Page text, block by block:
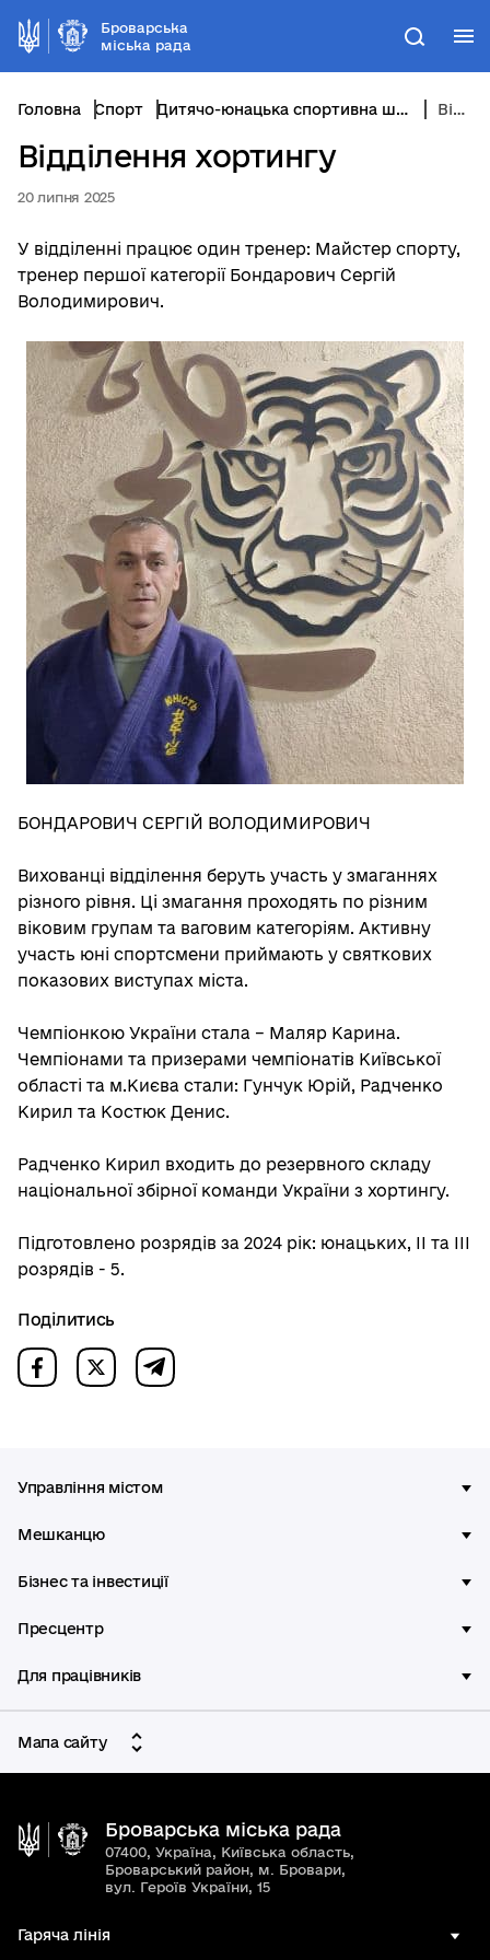
Броварська
міська рада
Пошук
Головна Спорт Дитячо-юнацька спортивна школа управління освіти і науки Відділення хортингу
Відділення хортингу
20 липня 2025
У відділенні працює один тренер: Майстер спорту,
тренер першої категорії Бондарович Сергій
Володимирович.
БОНДАРОВИЧ СЕРГІЙ ВОЛОДИМИРОВИЧ
Вихованці відділення беруть участь у змаганнях
різного рівня. Ці змагання проходять по різним
віковим групам та ваговим категоріям. Активну
участь юні спортсмени приймають у святкових
показових виступах міста.
Чемпіонкою України стала – Маляр Карина.
Чемпіонами та призерами чемпіонатів Київської
області та м.Києва стали: Гунчук Юрій, Радченко
Кирил та Костюк Денис.
Радченко Кирил входить до резервного складу
національної збірної команди України з хортингу.
Підготовлено розрядів за 2024 рік: юнацьких, ІІ та ІІІ
розрядів - 5.
Поділитись
Управління містом
Мешканцю
Бізнес та інвестиції
Пресцентр
Для працівників
Мапа сайту
Броварська міська рада
07400, Україна, Київська область,
Броварський район, м. Бровари,
вул. Героїв України, 15
Гаряча лінія